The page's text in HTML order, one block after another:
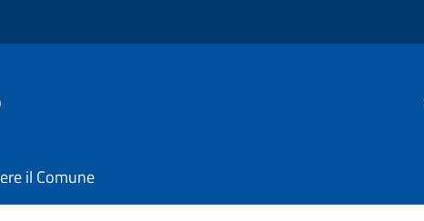
il Comune